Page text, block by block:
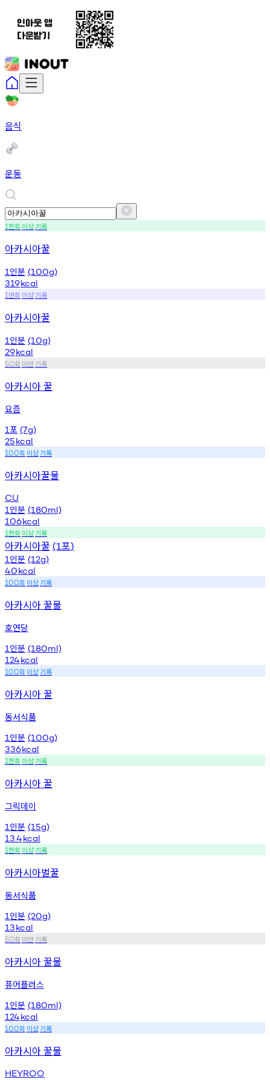
음식
운동
1천회 이상기록
아카시아꿀
1 인분 (100g)
319kcal
1 만회 이상기록
아카시아꿀
1 인분 (10g)
29kcal
50회 미만기록
아카시아 꿀
요즘
1포 (7g)
25kcal
100회 이상기록
아카시아꿀물
CU
1 인분 (180ml)
106kcal
1천회 이상기록
아카시아꿀 (1포)
1 인분 (12g)
40kcal
100회 이상기록
아카시아 꿀물
호연당
1 인분 (180ml)
124kcal
100회 이상기록
아카시아 꿀
동서식품
1 인분 (100g)
336kcal
1천회 이상기록
아카시아 꿀
그릭데이
1 인분 (15g)
13.4kcal
1천회 이상기록
아카시아벌꿀
동서식품
1 인분 (20g)
13kcal
50회 미만기록
아카시아 꿀물
퓨어플러스
1 인분 (180ml)
124kcal
100회 이상기록
아카시아 꿀물
HEYROO